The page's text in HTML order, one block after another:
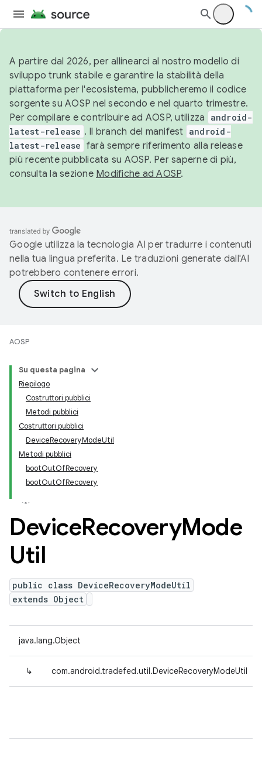
A partire dal 2026, per allinearci al nostro modello di
sviluppo trunk stabile e garantire la stabilità della
piattaforma per l'ecosistema, pubblicheremo il codice
sorgente su AOSP nel secondo e nel quarto trimestre.
Per compilare e contribuire ad AOSP, utilizza
android-
latest-release . Il branch del manifest android-
latest-release farà sempre riferimento alla release
più recente pubblicata su AOSP. Per saperne di più,
consulta la sezione Modifiche ad AOSP.
Google utilizza la tecnologia AI per tradurre i contenuti
nella tua lingua preferita. Le traduzioni generate dall'AI
potrebbero contenere errori.
AOSP
Su questa pagina
Riepilogo
Costruttori pubblici
Metodi pubblici
Costruttori pubblici
DeviceRecoveryModeUtil
Metodi pubblici
bootOutOfRecovery
bootOutOfRecovery
DeviceRecoveryMode
Util
public class DeviceRecoveryModeUtil
extends Object
java.lang.Object
↳ com.android.tradefed.util.DeviceRecoveryModeUtil